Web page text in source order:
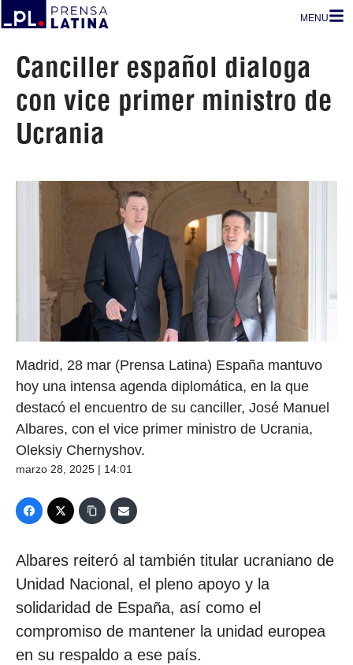
MENU
Canciller español dialoga
con vice primer ministro de
Ucrania
Madrid, 28 mar (Prensa Latina) España mantuvo
hoy una intensa agenda diplomática, en la que
destacó el encuentro de su canciller, José Manuel
Albares, con el vice primer ministro de Ucrania,
Oleksiy Chernyshov.
marzo 28, 2025 | 14:01
Albares reiteró al también titular ucraniano de
Unidad Nacional, el pleno apoyo y la
solidaridad de España, así como el
compromiso de mantener la unidad europea
en su respaldo a ese país.